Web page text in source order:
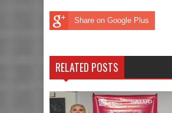
Share on Google Plus
RELATED POSTS